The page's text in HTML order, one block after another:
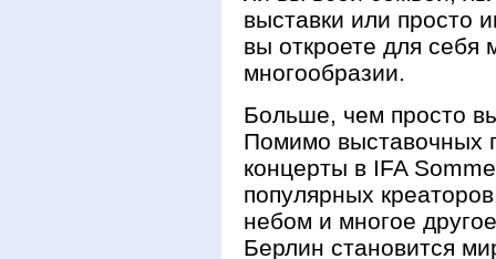
выставки или просто
вы откроете для себя
многообразии.
Больше, чем просто
Помимо выставочных
концерты в IFA
популярных
небом и многое
Берлин становится